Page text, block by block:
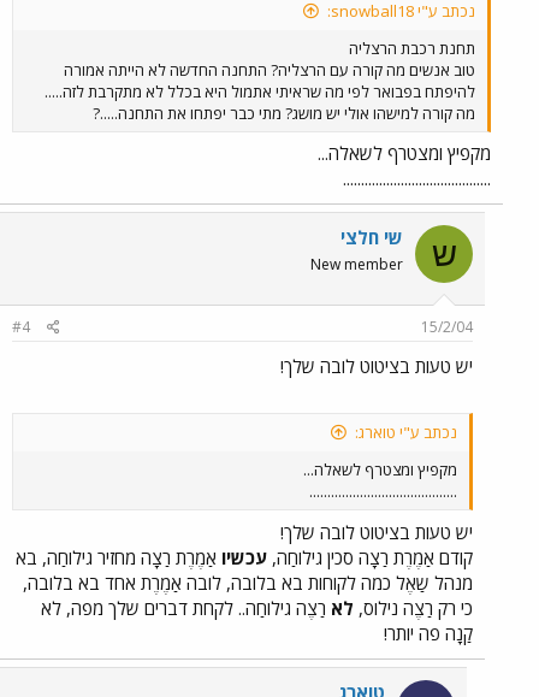
נכתב ע"י snowball18:
תחנת רכבת הרצליה
טוב אנשים מה קורה עם הרצליה? התחנה החדשה לא הייתה אמורה
להיפתח בפבואר לפי מה שראיתי אתמול היא בכלל לא מתקרבת לזה.....
מה קורה למישהו אולי יש מושג? מתי כבר יפתחו את התחנה.....?
מקפיץ ומצטרף לשאלה...
.........................................
ש שי חלצי
New member
15/2/04
#4
יש טעות בציטוט לובה שלך!
נכתב ע"י טוארג:
מקפיץ ומצטרף לשאלה...
.........................................
יש טעות בציטוט לובה שלך!
קודם אַמֶרֶת רַצָה סכין גילוחַה, עכשיו אַמֶרֶת רַצָה מחזיר גילוחַה, בא
מנהל שַאֶל כמה לקוחות בא בלובה, לובה אַמֶרֶת אחד בא בלובה,
כי רק רַצֶה נילוס, לא רַצֶה גילוחַה.. לקחת דברים שלך מפה, לא
קַנָה פה יותר!
טוארג